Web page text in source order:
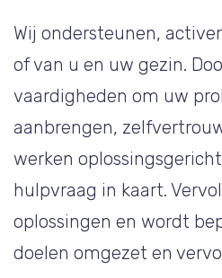
Wij ondersteunen,
of van u en uw gezin.
vaardigheden om uw
aanbrengen,
werken
hulpvraag in kaart.
oplossingen en wordt
doelen omgezet en